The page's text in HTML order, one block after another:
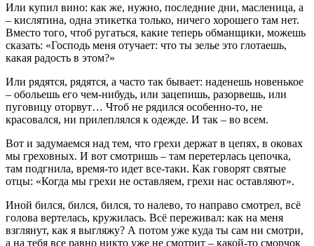
Или купил вино: как же, нужно, последние дни, масленица, а
– кислятина, одна этикетка только, ничего хорошего там нет.
Вместо того, чтоб ругаться, какие теперь обманщики, можешь
сказать: «Господь меня отучает: что ты зелье это глотаешь,
какая радость в этом?»
Или рядятся, рядятся, а часто так бывает: наденешь новенькое
– обольешь его чем-нибудь, или зацепишь, разорвешь, или
пуговицу оторвут… Чтоб не рядился особенно-то, не
красовался, ни прилеплялся к одежде. И так – во всем.
Вот и задумаемся над тем, что грехи держат в цепях, в оковах
мы греховных. И вот смотришь – там перетерлась цепочка,
там подгнила, время-то идет все-таки. Как говорят святые
отцы: «Когда мы грехи не оставляем, грехи нас оставляют».
Иной бился, бился, бился, то налево, то направо смотрел, всё
голова вертелась, кружилась. Всё переживал: как на меня
взглянут, как я выгляжу? А потом уже куда ты сам ни смотри,
а на тебя все равно никто уже не смотрит – какой-то сморчок